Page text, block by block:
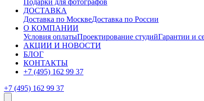
Подарки для фотографов
ДОСТАВКА
Доставка по МосквеДоставка по России
О КОМПАНИИ
Условия оплатыПроектирование студийГарантии и
АКЦИИ И НОВОСТИ
БЛОГ
КОНТАКТЫ
+7 (495) 162 99 37
+7 (495) 162 99 37